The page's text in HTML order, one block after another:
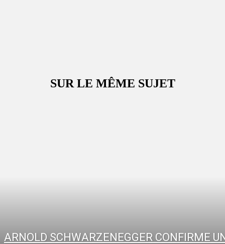
SUR LE MÊME SUJET
ARNOLD SCHWARZENEGGER CONFIRME